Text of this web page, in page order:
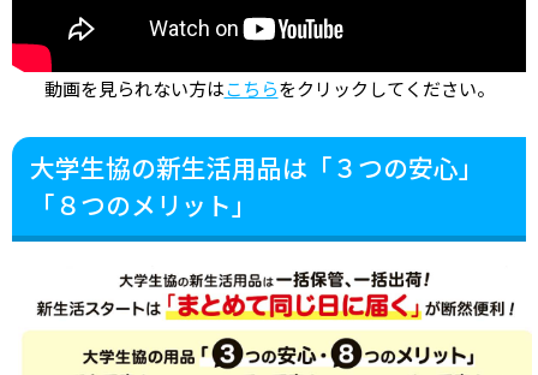
動画を見られない方はこちらをクリックしてください。
大学生協の新生活用品は「３つの安心」
「８つのメリット」